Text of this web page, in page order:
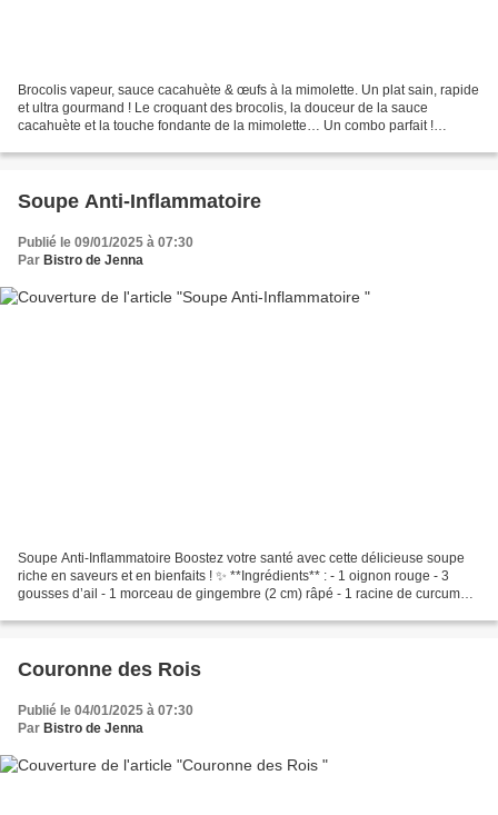
Brocolis vapeur, sauce cacahuète & œufs à la mimolette. Un plat sain, rapide
et ultra gourmand ! Le croquant des brocolis, la douceur de la sauce
cacahuète et la touche fondante de la mimolette… Un combo parfait !
Soupe Anti-Inflammatoire
Publié le 09/01/2025 à 07:30
Par Bistro de Jenna
Soupe Anti-Inflammatoire Boostez votre santé avec cette délicieuse soupe
riche en saveurs et en bienfaits ! ✨ **Ingrédients** : - 1 oignon rouge - 3
gousses d’ail - 1 morceau de gingembre (2 cm) râpé - 1 racine de curcuma
Couronne des Rois
Publié le 04/01/2025 à 07:30
Par Bistro de Jenna